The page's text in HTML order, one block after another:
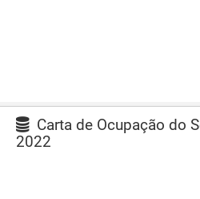
Carta de Ocupação do
2022